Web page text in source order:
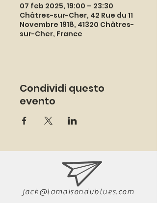
07 feb 2025, 19:00 – 23:30
Châtres-sur-Cher, 42 Rue du 11
Novembre 1918, 41320 Châtres-
sur-Cher, France
Condividi questo
evento
jack@lamaisondublues.com